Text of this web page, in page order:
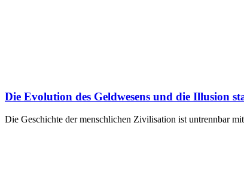
Die Evolution des Geldwesens und die Illusion
Die Geschichte der menschlichen Zivilisation ist untrennbar